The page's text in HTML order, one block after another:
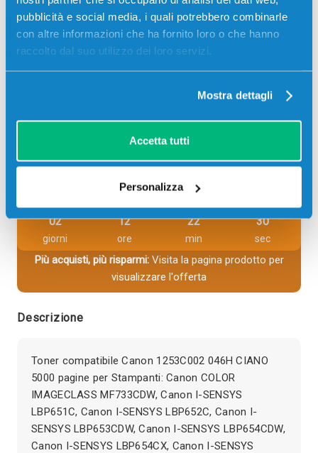
pubblicità e social media, i quali potrebbero combinarle
con altre informazioni che ha fornito loro o che hanno
raccolto dal suo utilizzo dei loro servizi.
Mostra dettagli
Accetta tutti
Personalizza
pagine per Stampanti: Canon COLOR IMAGECLASS
MF733CDW, Canon I-SENSYS LBP651C, Canon I-SENSYS
LBP652C, Canon I-SENSYS LBP653CDW, Canon I-
SENSYS…
CONSEGNA IN 24/48 ORE
02
giorni
12
ore
22
min
29
sec
Più acquisti, più risparmi:Visita la pagina prodotto per
visualizzare l'offerta
Descrizione
Toner compatibile Canon 1253C002 046H CIANO
5000 pagine per Stampanti: Canon COLOR
IMAGECLASS MF733CDW, Canon I-SENSYS
LBP651C, Canon I-SENSYS LBP652C, Canon I-
SENSYS LBP653CDW, Canon I-SENSYS LBP654CDW,
Canon I-SENSYS LBP654CX, Canon I-SENSYS